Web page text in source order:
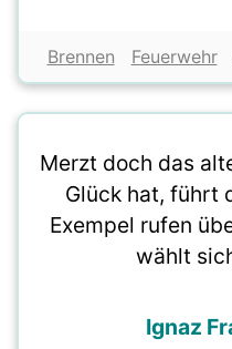
Brennen Feuerwehr
Merzt doch das
Glück hat, führt
Exempel rufen
wählt
Ignaz